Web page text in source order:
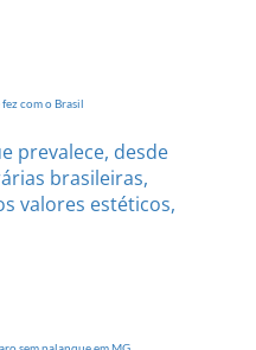
com o Brasil
prevalece, desde
brasileiras,
valores estéticos,